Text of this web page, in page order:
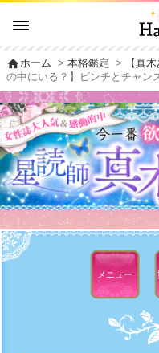
homeホーム >本格鑑定 > 【真
の中にいる？】ピンチとチャン
メニュー